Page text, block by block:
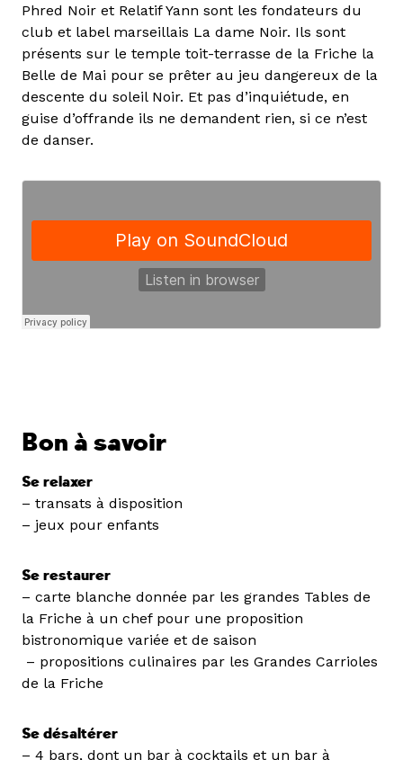
Phred Noir et Relatif Yann sont les fondateurs du
club et label marseillais La dame Noir. Ils sont
présents sur le temple toit-terrasse de la Friche la
Belle de Mai pour se prêter au jeu dangereux de la
descente du soleil Noir. Et pas d’inquiétude, en
guise d’offrande ils ne demandent rien, si ce n’est
de danser.
Bon à savoir
Se relaxer
– transats à disposition
– jeux pour enfants
Se restaurer
– carte blanche donnée par les grandes Tables de
la Friche à un chef pour une proposition
bistronomique variée et de saison
– propositions culinaires par les Grandes Carrioles
de la Friche
Se désaltérer
– 4 bars, dont un bar à cocktails et un bar à